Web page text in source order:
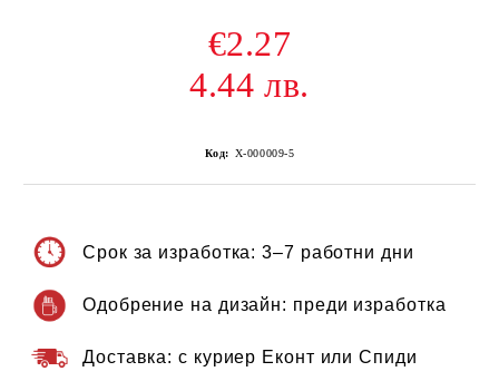
€2.27
4.44 лв.
Код: Х-000009-5
Срок за изработка: 3–7 работни дни
Одобрение на дизайн: преди изработка
Доставка: с куриер Еконт или Спиди